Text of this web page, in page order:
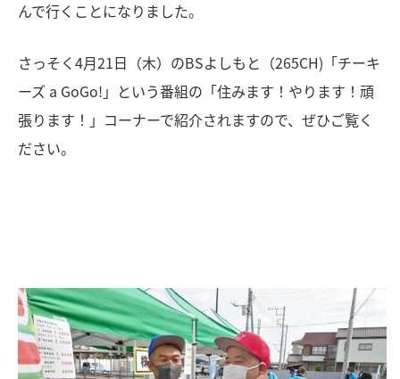
んで行くことになりました。
さっそく4月21日（木）のBSよしもと（265CH)「チーキ
ーズ a GoGo!」という番組の「住みます！やります！頑
張ります！」コーナーで紹介されますので、ぜひご覧く
ださい。